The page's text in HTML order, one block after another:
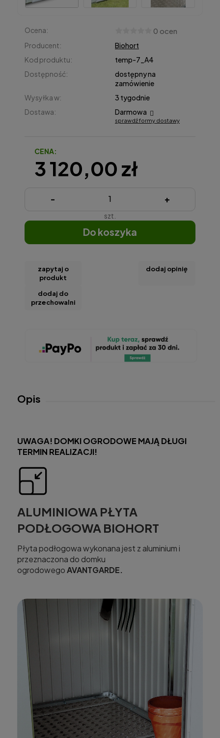
Ocena: 0 ocen
Producent:
Biohort
Kod produktu:
temp-7_A4
Dostępność:
dostępny na
zamówienie
Wysyłka w:
3 tygodnie
Dostawa:
Darmowa
Cena nie zawiera ewentualnych kosztów płatności
sprawdź formy dostawy
CENA:
3 120,00 zł
- +
szt.
do koszyka
zapytaj o
produkt
dodaj opinię
dodaj do
przechowalni
Opis
UWAGA! DOMKI OGRODOWE MAJĄ DŁUGI
TERMIN REALIZACJI!
ALUMINIOWA PŁYTA
PODŁOGOWA BIOHORT
Płyta podłogowa wykonana jest z aluminium i
przeznaczona do domku
ogrodowegoAVANTGARDE.